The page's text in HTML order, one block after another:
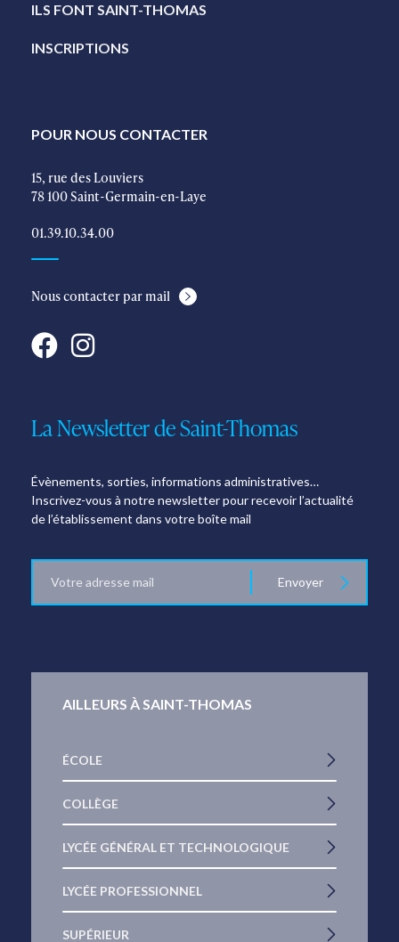
ILS FONT SAINT-THOMAS
INSCRIPTIONS
POUR NOUS CONTACTER
15, rue des Louviers
78 100 Saint-Germain-en-Laye
01.39.10.34.00
Nous contacter par mail
La Newsletter de Saint-Thomas
Évènements, sorties, informations administratives…
Inscrivez-vous à notre newsletter pour recevoir l’actualité
de l’établissement dans votre boîte mail
mail
Envoyer
AILLEURS À SAINT-THOMAS
ÉCOLE
COLLÈGE
LYCÉE GÉNÉRAL ET TECHNOLOGIQUE
LYCÉE PROFESSIONNEL
SUPÉRIEUR